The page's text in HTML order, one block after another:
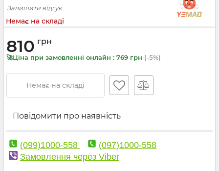
Залишити відгук
Немає на складі
810 грн
🚀Ціна при замовленні онлайн : 769 грн (-5%)
Немає на складі
Повідомити про наявність
(099)1000-558
(097)1000-558
Замовлення через Viber